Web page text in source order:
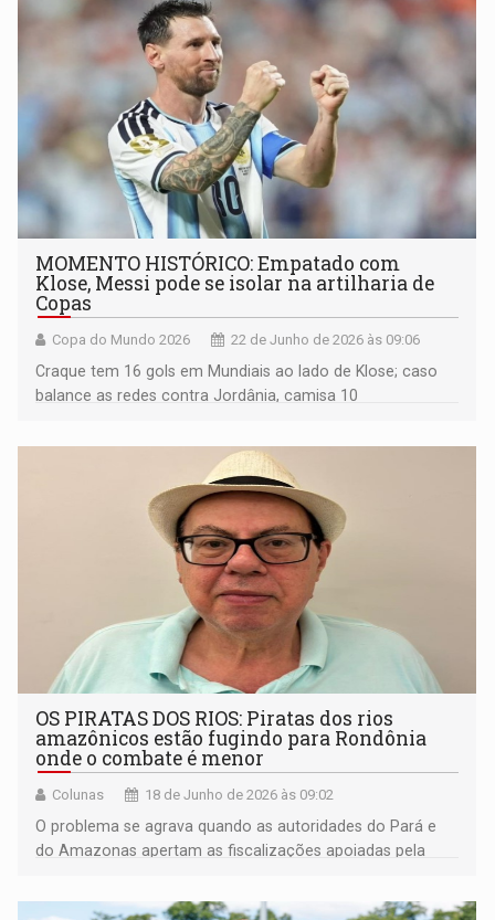
MOMENTO HISTÓRICO: Empatado com
Klose, Messi pode se isolar na artilharia de
Copas
Copa do Mundo 2026 22 de Junho de 2026 às 09:06
Craque tem 16 gols em Mundiais ao lado de Klose; caso
balance as redes contra Jordânia, camisa 10
OS PIRATAS DOS RIOS: Piratas dos rios
amazônicos estão fugindo para Rondônia
onde o combate é menor
Colunas 18 de Junho de 2026 às 09:02
O problema se agrava quando as autoridades do Pará e
do Amazonas apertam as fiscalizações apoiadas pela